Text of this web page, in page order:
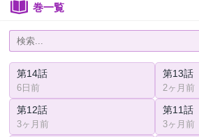
巻一覧
第14話
6日前
第13話
2ヶ月前
第12話
3ヶ月前
第11話
3ヶ月前